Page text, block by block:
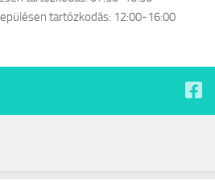
tartózkodás: 12:00-16:00